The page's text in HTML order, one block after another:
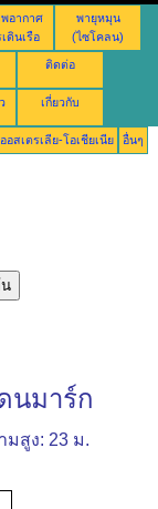
อากาศ
ดินเรือ
พายุหมุน
(ไซโคลน)
ติดต่อ
เกี่ยวกับ
ออสเตรเลีย-โอเชียเนีย อื่นๆ
นมาร์ก
มสูง: 23 ม.